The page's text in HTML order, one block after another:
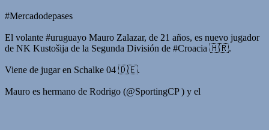
#Mercadodepases
El volante #uruguayo Mauro Zalazar, de 21 años, es nuevo jugador
de NK Kustošija de la Segunda División de #Croacia 🇭🇷.
Viene de jugar en Schalke 04 🇩🇪.
Mauro es hermano de Rodrigo (@SportingCP ) y el